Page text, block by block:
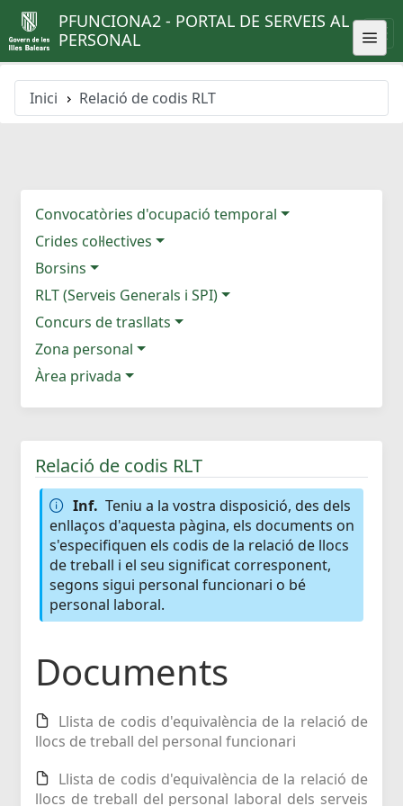
PFUNCIONA2 - PORTAL DE SERVEIS AL
PERSONAL
Inici Relació de codis RLT
Convocatòries d'ocupació temporal
Crides col·lectives
Borsins
RLT (Serveis Generals i SPI)
Concurs de trasllats
Zona personal
Àrea privada
Relació de codis RLT
Inf. Teniu a la vostra disposició, des dels
enllaços d'aquesta pàgina, els documents on
s'especifiquen els codis de la relació de llocs
de treball i el seu significat corresponent,
segons sigui personal funcionari o bé
personal laboral.
Documents
Llista de codis d'equivalència de la relació de
llocs de treball del personal funcionari
Llista de codis d'equivalència de la relació de
llocs de treball del personal laboral dels serveis